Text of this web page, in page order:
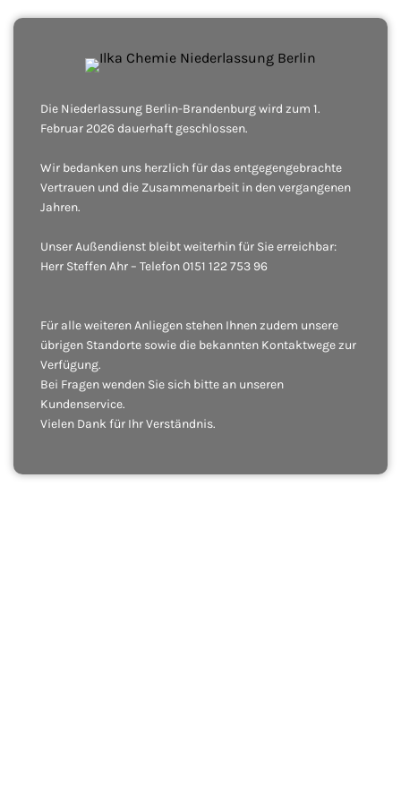
Die Niederlassung Berlin-Brandenburg wird zum 1.
Februar 2026 dauerhaft geschlossen.
Wir bedanken uns herzlich für das entgegengebrachte
Vertrauen und die Zusammenarbeit in den vergangenen
Jahren.
Unser Außendienst bleibt weiterhin für Sie erreichbar:
Herr Steffen Ahr – Telefon 0151 122 753 96
Für alle weiteren Anliegen stehen Ihnen zudem unsere
übrigen Standorte sowie die bekannten Kontaktwege zur
Verfügung.
Bei Fragen wenden Sie sich bitte an unseren
Kundenservice.
Vielen Dank für Ihr Verständnis.